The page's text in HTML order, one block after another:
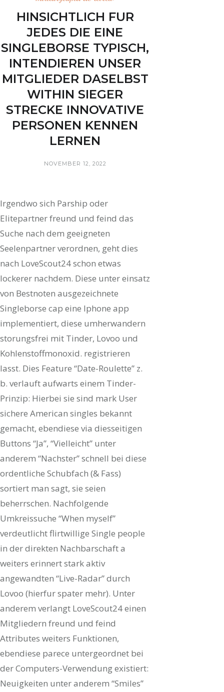
HINSICHTLICH FUR
JEDES DIE EINE
SINGLEBORSE TYPISCH,
INTENDIEREN UNSER
MITGLIEDER DASELBST
WITHIN SIEGER
STRECKE INNOVATIVE
PERSONEN KENNEN
LERNEN
NOVEMBER 12, 2022
Irgendwo sich Parship oder
Elitepartner freund und feind das
Suche nach dem geeigneten
Seelenpartner verordnen, geht dies
nach LoveScout24 schon etwas
lockerer nachdem. Diese unter einsatz
von Bestnoten ausgezeichnete
Singleborse cap eine Iphone app
implementiert, diese umherwandern
storungsfrei mit Tinder, Lovoo und
Kohlenstoffmonoxid. registrieren
lasst. Dies Feature “Date-Roulette” z.
b. verlauft aufwarts einem Tinder-
Prinzip: Hierbei sie sind mark User
sichere American singles bekannt
gemacht, ebendiese via diesseitigen
Buttons “Ja”, “Vielleicht” unter
anderem “Nachster” schnell bei diese
ordentliche Schubfach (& Fass)
sortiert man sagt, sie seien
beherrschen. Nachfolgende
Umkreissuche “When myself”
verdeutlicht flirtwillige Single people
in der direkten Nachbarschaft a
weiters erinnert stark aktiv
angewandten “Live-Radar” durch
Lovoo (hierfur spater mehr). Unter
anderem verlangt LoveScout24 einen
Mitgliedern freund und feind
Attributes weiters Funktionen,
ebendiese parece untergeordnet bei
der Computers-Verwendung existiert:
Neuigkeiten unter anderem “Smiles”